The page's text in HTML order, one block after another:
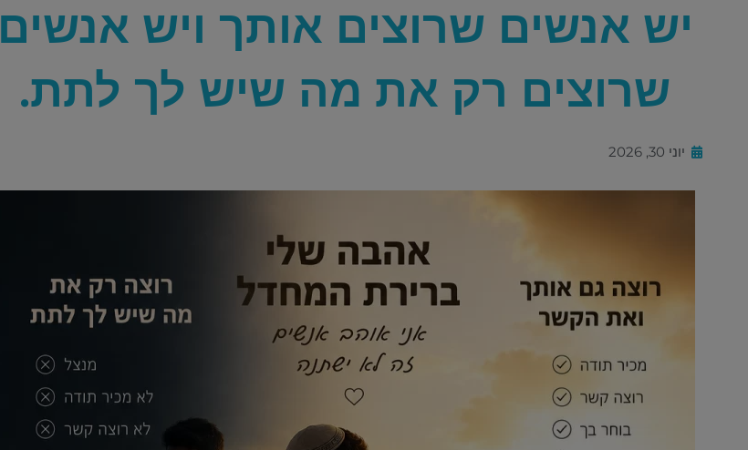
יש אנשים שרוצים אותך ויש אנשים
שרוצים רק את מה שיש לך לתת.
יוני 30, 2026